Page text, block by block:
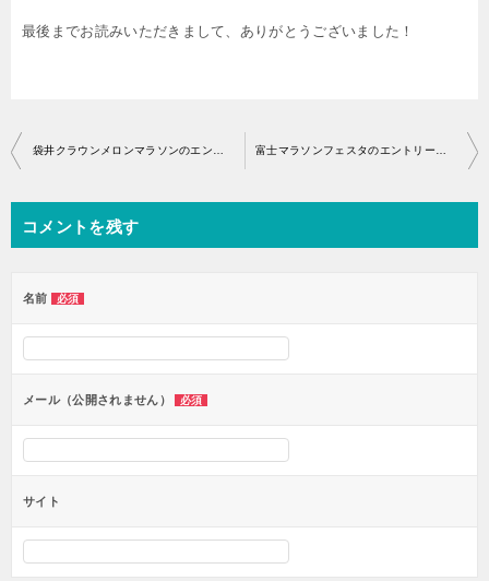
最後までお読みいただきまして、ありがとうございました！
投
稿
ナ
ビ
シ
ョ
ン
コメントを残す
名前 必須
メール（公開されません） 必須
サイト